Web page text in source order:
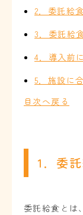
2．委託給
3．委託給
4．導入前
5．施設に
目次へ戻る
1．委
委託給食とは